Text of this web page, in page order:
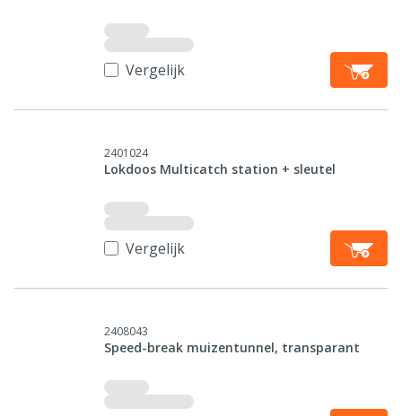
Vergelijk
2401024
Lokdoos Multicatch station + sleutel
Vergelijk
2408043
Speed-break muizentunnel, transparant